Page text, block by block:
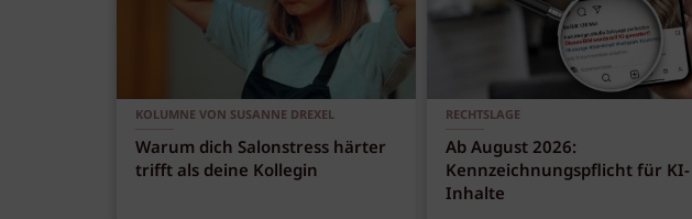
KOLUMNE VON SUSANNE DREXEL
Warum dich Salonstress härter
trifft als deine Kollegin
RECHTSLAGE
Ab August 2026:
Kennzeichnungspflicht für KI-
Inhalte